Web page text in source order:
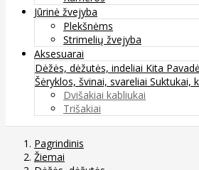
Jūrinė žvejyba
Plekšnėms
Strimelių žvejyba
Aksesuarai
Dėžės, dėžutės, indeliai Kita
Šėryklos, švinai, svareliai Suktukai,
Dvišakiai kabliukai
Trišakiai
Pagrindinis
Žiemai